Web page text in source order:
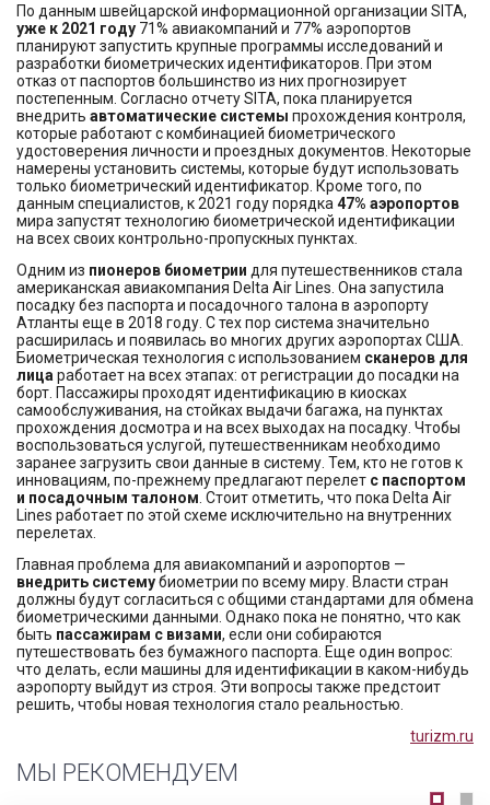
По данным швейцарской информационной организации SITA,
уже к 2021 году 71% авиакомпаний и 77% аэропортов
планируют запустить крупные программы исследований и
разработки биометрических идентификаторов. При этом
отказ от паспортов большинство из них прогнозирует
постепенным. Согласно отчету SITA, пока планируется
внедрить автоматические системы прохождения контроля,
которые работают с комбинацией биометрического
удостоверения личности и проездных документов. Некоторые
намерены установить системы, которые будут использовать
только биометрический идентификатор. Кроме того, по
данным специалистов, к 2021 году порядка 47% аэропортов
мира запустят технологию биометрической идентификации
на всех своих контрольно-пропускных пунктах.
Одним из пионеров биометрии для путешественников стала
американская авиакомпания Delta Air Lines. Она запустила
посадку без паспорта и посадочного талона в аэропорту
Атланты еще в 2018 году. С тех пор система значительно
расширилась и появилась во многих других аэропортах США.
Биометрическая технология с использованием сканеров для
лица работает на всех этапах: от регистрации до посадки на
борт. Пассажиры проходят идентификацию в киосках
самообслуживания, на стойках выдачи багажа, на пунктах
прохождения досмотра и на всех выходах на посадку. Чтобы
воспользоваться услугой, путешественникам необходимо
заранее загрузить свои данные в систему. Тем, кто не готов к
инновациям, по-прежнему предлагают перелет с паспортом
и посадочным талоном . Стоит отметить, что пока Delta Air
Lines работает по этой схеме исключительно на внутренних
перелетах.
Главная проблема для авиакомпаний и аэропортов —
внедрить системубиометрии по всему миру. Власти стран
должны будут согласиться с общими стандартами для обмена
биометрическими данными. Однако пока не понятно, что как
быть пассажирам с визами, если они собираются
путешествовать без бумажного паспорта. Еще один вопрос:
что делать, если машины для идентификации в каком-нибудь
аэропорту выйдут из строя. Эти вопросы также предстоит
решить, чтобы новая технология стало реальностью.
turizm.ru
МЫ РЕКОМЕНДУЕМ